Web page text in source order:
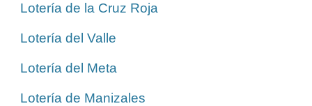
Lotería de la Cruz Roja
Lotería del Valle
Lotería del Meta
Lotería de Manizales